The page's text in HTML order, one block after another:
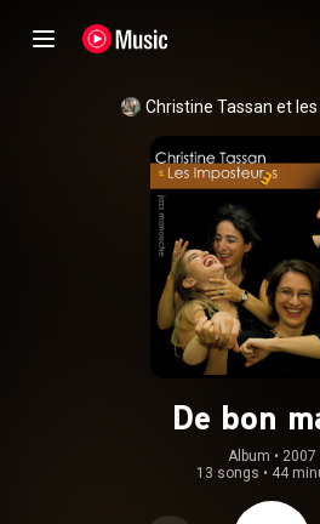
Christine Tassan et
De bon
Album • 2007
13 songs • 44